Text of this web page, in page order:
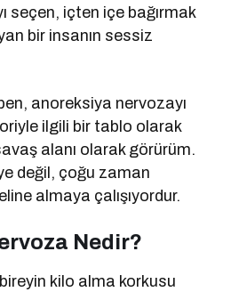
seçen, içten içe bağırmak
bir insanın sessiz
anoreksiya nervozayı
ilgili bir tablo olarak
alanı olarak görürüm.
değil, çoğu zaman
almaya çalışıyordur.
Nedir?
kilo alma korkusu